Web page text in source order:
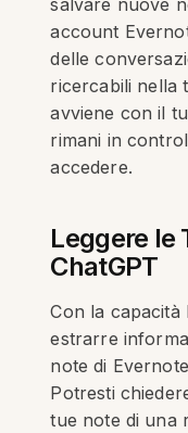
salvare nuove
account
delle
ricercabili nella
avviene con il
rimani in
accedere.
Leggere le
ChatGPT
Con la capacità
estrarre
note di
Potresti
tue note di una